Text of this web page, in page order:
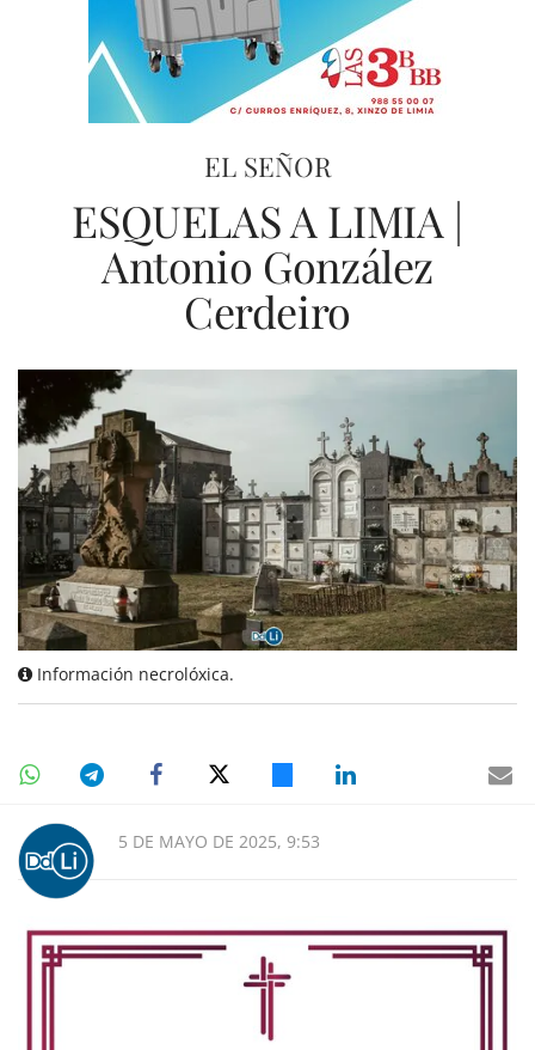
EL SEÑOR
ESQUELAS A LIMIA |
Antonio González
Cerdeiro
Información necrolóxica.
5 DE MAYO DE 2025, 9:53